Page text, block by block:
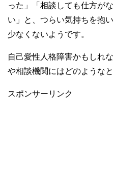
った」「相談しても仕方が
い」と、つらい気持ちを抱
少なくないようです。
自己愛性人格障害かもしれ
や相談機関にはどのような
スポンサーリンク